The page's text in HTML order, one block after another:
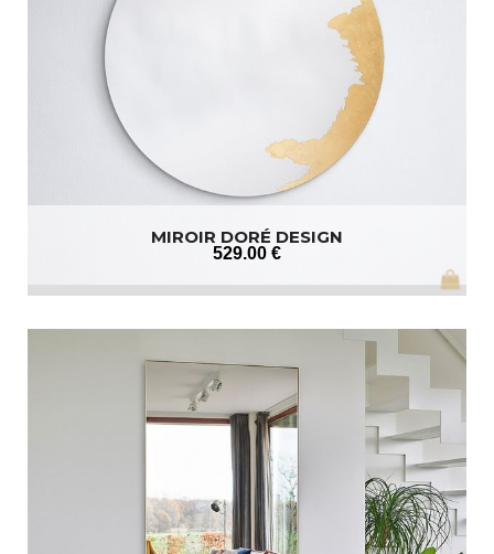
MIROIR DORÉ DESIGN
529.00 €